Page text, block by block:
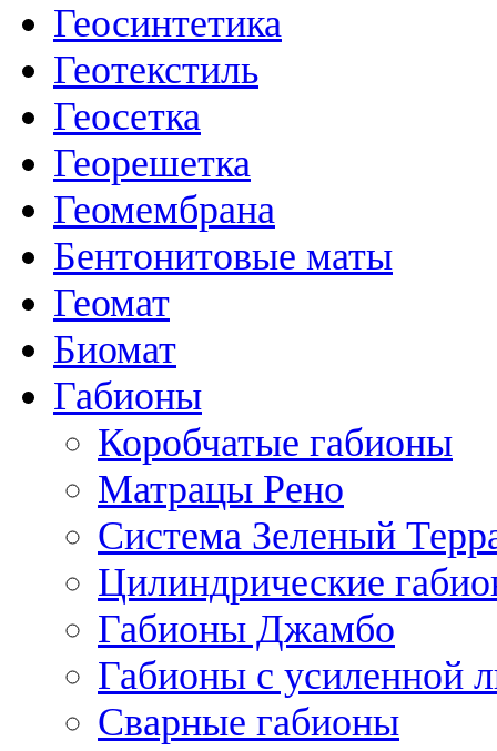
Геосинтетика
Геотекстиль
Геосетка
Георешетка
Геомембрана
Бентонитовые маты
Геомат
Биомат
Габионы
Коробчатые габионы
Матрацы Рено
Система Зеленый
Цилиндрические
Габионы Джамбо
Габионы с усиленной
Сварные габионы